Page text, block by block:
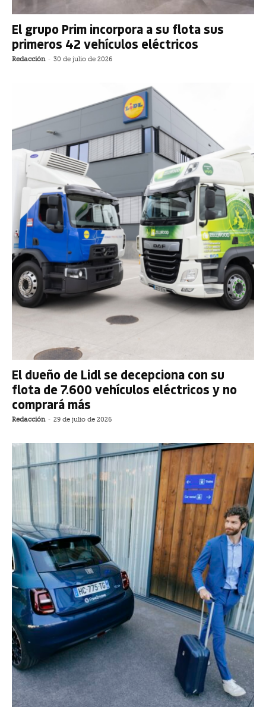
El grupo Prim incorpora a su flota sus
primeros 42 vehículos eléctricos
Redacción - 30 de julio de 2026
El dueño de Lidl se decepciona con su
flota de 7.600 vehículos eléctricos y no
comprará más
Redacción - 29 de julio de 2026